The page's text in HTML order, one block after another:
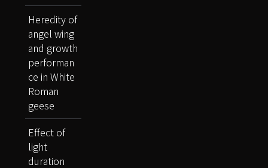
Heredity of
angel wing
and growth
performan
ce in White
Roman
geese
Effect of
light
duration